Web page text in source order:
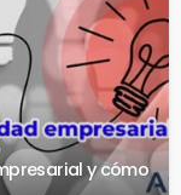
y cómo